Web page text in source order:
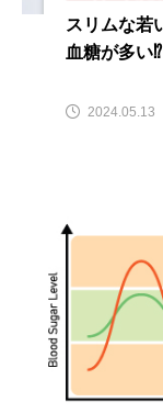
αリポ酸
オメガ3・EPA・
パントテン酸
ビタミンB
ビタミンC
スリムな若
血糖が多い
2024.05.13